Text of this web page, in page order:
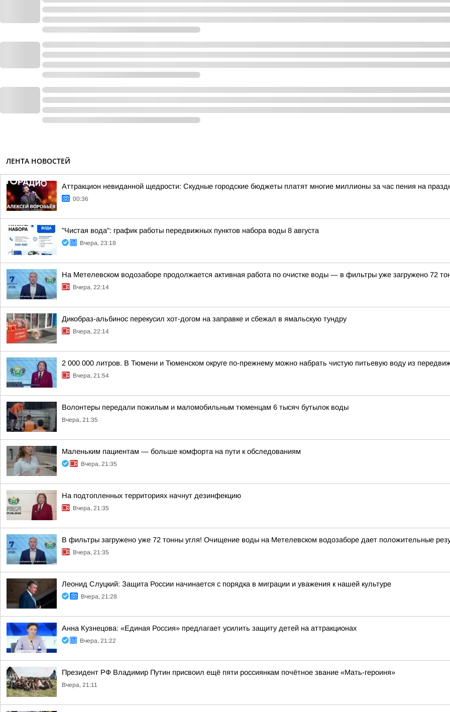
ЛЕНТА НОВОСТЕЙ
Аттракцион невиданной щедрости: Скудные городские бюджеты платят многие миллионы за час пения на
00:36
"Чистая вода": график работы передвижных пунктов набора воды 8 августа
Вчера, 23:18
На Метелевском водозаборе продолжается активная работа по очистке воды — в фильтры уже загружено 72
Вчера, 22:14
Дикобраз-альбинос перекусил хот-догом на заправке и сбежал в ямальскую тундру
Вчера, 22:14
2 000 000 литров. В Тюмени и Тюменском округе по-прежнему можно набрать чистую питьевую воду из
Вчера, 21:54
Волонтеры передали пожилым и маломобильным тюменцам 6 тысяч бутылок воды
Вчера, 21:35
Маленьким пациентам — больше комфорта на пути к обследованиям
Вчера, 21:35
На подтопленных территориях начнут дезинфекцию
Вчера, 21:35
В фильтры загружено уже 72 тонны угля! Очищение воды на Метелевском водозаборе дает положительные
Вчера, 21:35
Леонид Слуцкий: Защита России начинается с порядка в миграции и уважения к нашей культуре
Вчера, 21:28
Анна Кузнецова: «Единая Россия» предлагает усилить защиту детей на аттракционах
Вчера, 21:22
Президент РФ Владимир Путин присвоил ещё пяти россиянкам почётное звание «Мать-героиня»
Вчера, 21:11